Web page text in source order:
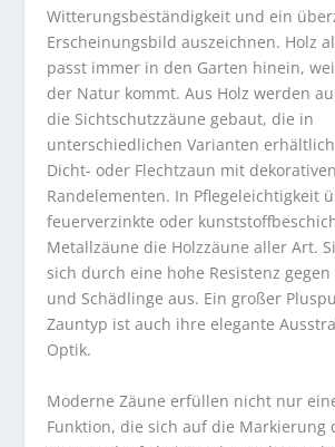
Witterungsbeständigkeit und ein
Erscheinungsbild auszeichnen. Holz
passt immer in den Garten hinein,
der Natur kommt. Aus Holz werden
die Sichtschutzzäune gebaut, die in
unterschiedlichen Varianten
Dicht- oder Flechtzaun mit
Randelementen. In Pflegeleichtigkeit
feuerverzinkte oder
Metallzäune die Holzzäune aller Art.
sich durch eine hohe Resistenz
und Schädlinge aus. Ein großer
Zauntyp ist auch ihre elegante
Optik.
Moderne Zäune erfüllen nicht nur
Funktion, die sich auf die Markierung